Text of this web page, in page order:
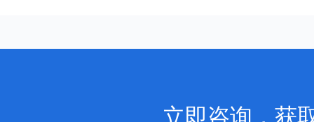
立即咨询，获